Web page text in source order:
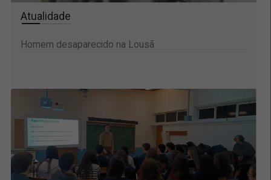
Atualidade
Homem desaparecido na Lousã